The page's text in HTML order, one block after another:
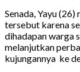
Senada, Yayu
tersebut karena
dihadapan warga
melanjutkan
kujungannya ke